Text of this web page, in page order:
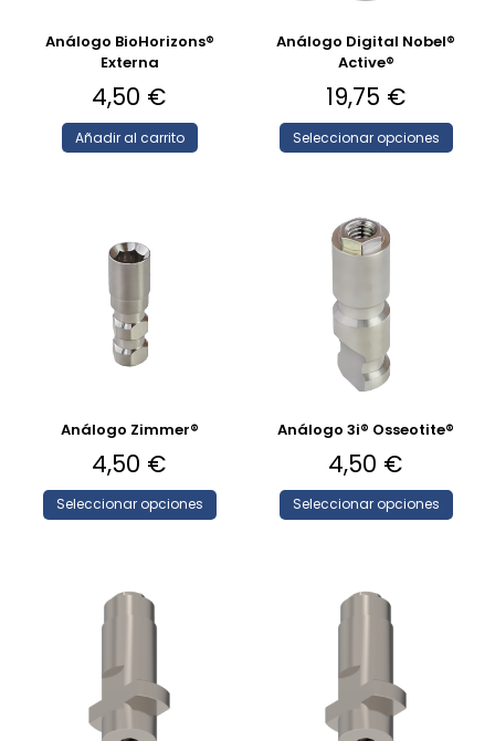
Análogo BioHorizons®
Externa
4,50 €
Añadir al carrito
Análogo Digital Nobel®
Active®
19,75 €
Seleccionar opciones
Análogo Zimmer®
4,50 €
Seleccionar opciones
Análogo 3i® Osseotite®
4,50 €
Seleccionar opciones